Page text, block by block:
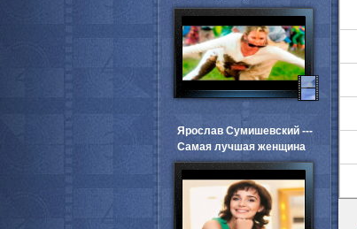
Ярослав Сумишевский ---
Самая лучшая женщина